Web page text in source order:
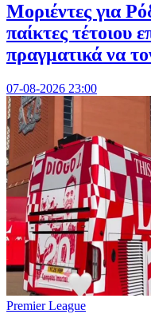
Μοριέντες για
παίκτες τέτοιου
πραγματικά να
07-08-2026 23:00
Premier League